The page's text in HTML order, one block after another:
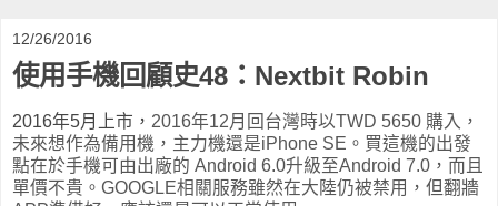
12/26/2016
使用手機回顧史48：Nextbit Robin
2016年5月上市， 2016年12月回台灣時以TWD 5650 購入，
未來想作為備用機，主力機還是iPhone SE。買這機的出發
點在於手機可由出廠的 Android 6.0升級至Android 7.0，而且
單價不貴。GOOGLE相關服務雖然在大陸仍被禁用，但翻牆